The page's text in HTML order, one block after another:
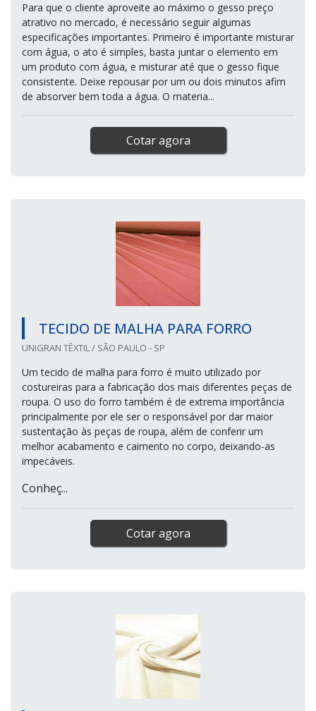
Para que o cliente aproveite ao máximo o gesso preço
atrativo no mercado, é necessário seguir algumas
especificações importantes. Primeiro é importante misturar
com água, o ato é simples, basta juntar o elemento em
um produto com água, e misturar até que o gesso fique
consistente. Deixe repousar por um ou dois minutos afim
de absorver bem toda a água. O materia...
Cotar agora
TECIDO DE MALHA PARA FORRO
UNIGRAN TÊXTIL / SÃO PAULO - SP
Um tecido de malha para forro é muito utilizado por
costureiras para a fabricação dos mais diferentes peças de
roupa. O uso do forro também é de extrema importância
principalmente por ele ser o responsável por dar maior
sustentação às peças de roupa, além de conferir um
melhor acabamento e caimento no corpo, deixando-as
impecáveis.
Conheç...
Cotar agora